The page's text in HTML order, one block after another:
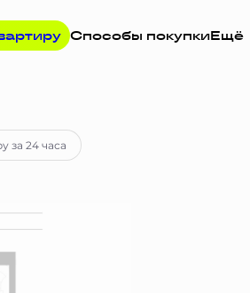
Способы покупкиЕщё
за 24 часа